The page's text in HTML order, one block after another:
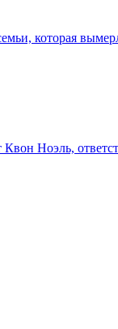
которая
Ноэль,